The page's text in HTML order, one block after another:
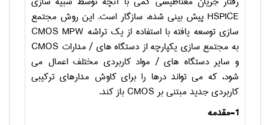
HSPICE پیش بینی شده، سازگار است. این روش مجتمع
سازی توسعه یافته با استفاده از یک تراشه CMOS MPW
به مجتمع سازی یکپارچه از دستگاه های / مدارات CMOS
و سایر دستگاه های / مواد کاربردی مختلف اعمال می
شود، که می تواند درها را برای کاوش مدارهای ترکیبی
کاربردی جدید مبتنی برCMOS باز کند.
1-مقدمه